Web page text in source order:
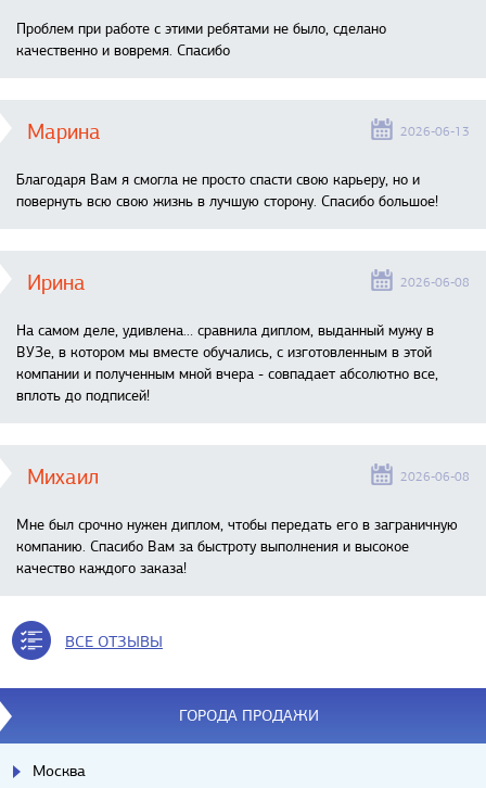
Проблем при работе с этими ребятами не было, сделано
качественно и вовремя. Спасибо
Марина 2026-06-13
Благодаря Вам я смогла не просто спасти свою карьеру, но и
повернуть всю свою жизнь в лучшую сторону. Спасибо большое!
Ирина 2026-06-08
На самом деле, удивлена… сравнила диплом, выданный мужу в
ВУЗе, в котором мы вместе обучались, с изготовленным в этой
компании и полученным мной вчера - совпадает абсолютно все,
вплоть до подписей!
Михаил 2026-06-08
Мне был срочно нужен диплом, чтобы передать его в заграничную
компанию. Спасибо Вам за быстроту выполнения и высокое
качество каждого заказа!
ВСЕ ОТЗЫВЫ
ГОРОДА ПРОДАЖИ
Москва